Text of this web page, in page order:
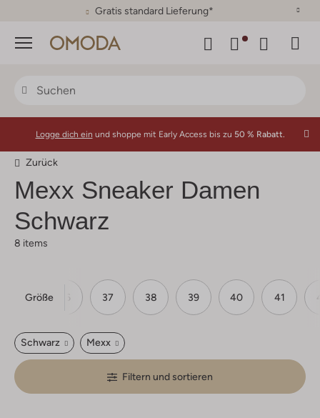
30 Tage Rückgaberecht
Menü
Logge dich ein und shoppe mit Early Access bis zu 50 % Rabatt.
Zurück
Mexx Sneaker Damen
Schwarz
8 items
Größe 36 37 38 39 40 41
Schwarz Mexx
Filtern und sortieren